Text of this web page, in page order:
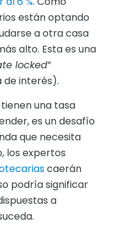
están optando
a otra casa
alto. Esta es una
locked”
de interés).
una tasa
es un desafío
que necesita
los expertos
caerán
podría significar
a